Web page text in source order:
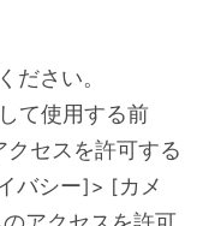
ださい。
て使用する前
セスを許可する
バシー]> [カメ